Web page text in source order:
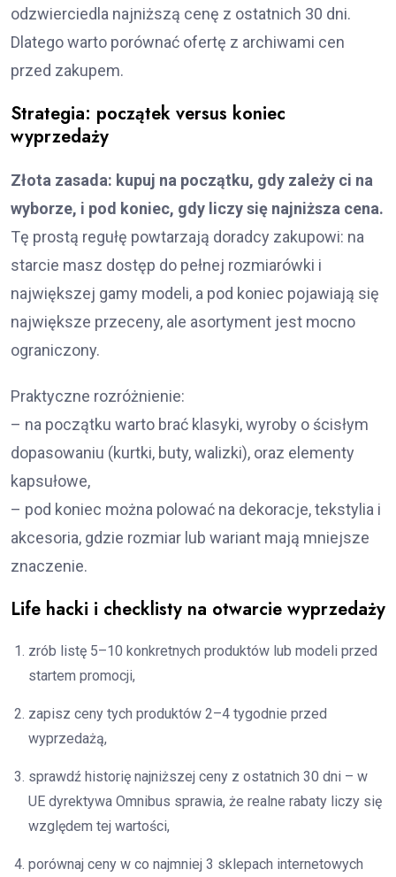
odzwierciedla najniższą cenę z ostatnich 30 dni.
Dlatego warto porównać ofertę z archiwami cen
przed zakupem.
Strategia: początek versus koniec
wyprzedaży
Złota zasada: kupuj na początku, gdy zależy ci na
wyborze, i pod koniec, gdy liczy się najniższa cena.
Tę prostą regułę powtarzają doradcy zakupowi: na
starcie masz dostęp do pełnej rozmiarówki i
największej gamy modeli, a pod koniec pojawiają się
największe przeceny, ale asortyment jest mocno
ograniczony.
Praktyczne rozróżnienie:
– na początku warto brać klasyki, wyroby o ścisłym
dopasowaniu (kurtki, buty, walizki), oraz elementy
kapsułowe,
– pod koniec można polować na dekoracje, tekstylia i
akcesoria, gdzie rozmiar lub wariant mają mniejsze
znaczenie.
Life hacki i checklisty na otwarcie wyprzedaży
zrób listę 5–10 konkretnych produktów lub modeli przed
startem promocji,
zapisz ceny tych produktów 2–4 tygodnie przed
wyprzedażą,
sprawdź historię najniższej ceny z ostatnich 30 dni – w
UE dyrektywa Omnibus sprawia, że realne rabaty liczy się
względem tej wartości,
porównaj ceny w co najmniej 3 sklepach internetowych